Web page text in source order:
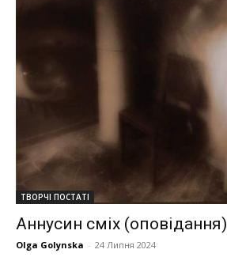
ТВОРЧІ ПОСТАТІ
Аннусин сміх (оповідання)
Olga Golynska - 24 Липня 2024